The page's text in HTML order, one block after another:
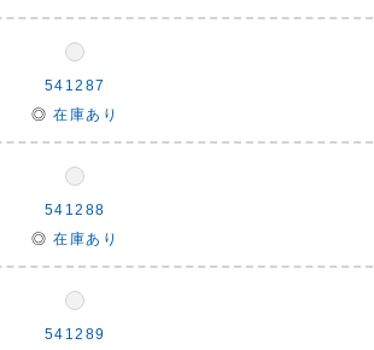
541287
◎ 在庫あり
541288
◎ 在庫あり
541289